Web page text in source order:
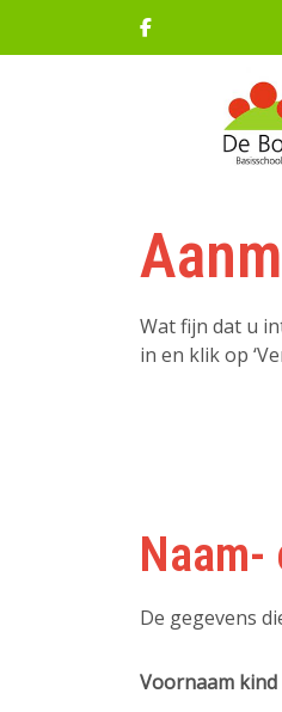
Wat fijn dat u
in en klik op
Naam-
De gegevens
Voornaam kind